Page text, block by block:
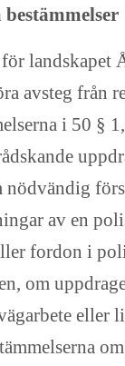
landskapet
avsteg från
i 50 §
nödvändig
av en
fordon i
om